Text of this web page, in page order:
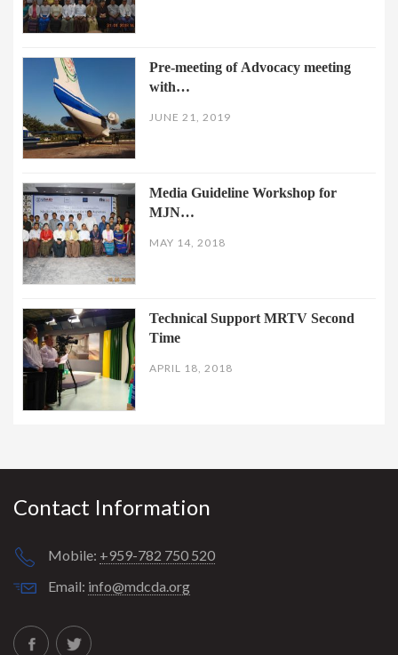
Pre-meeting of Advocacy meeting
with…
JUNE 21, 2019
Media Guideline Workshop for
MJN…
MAY 14, 2018
Technical Support MRTV Second
Time
APRIL 18, 2018
Contact Information
Mobile: +959-782 750 520
Email: info@mdcda.org